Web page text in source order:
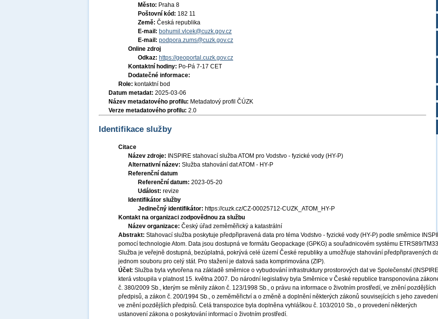
Město: Praha 8
Poštovní kód: 182 11
Země: Česká republika
E-mail: bohumil.vlcek@cuzk.gov.cz
E-mail: podpora.zums@cuzk.gov.cz
Online zdroj
Odkaz: https://geoportal.cuzk.gov.cz
Kontaktní hodiny: Po-Pá 7-17 CET
Dodatečné informace:
Role: kontaktní bod
Datum metadat: 2025-03-06
Název metadatového profilu: Metadatový profil ČÚZK
Verze metadatového profilu: 2.0
Identifikace služby
Citace
Název zdroje:
INSPIRE stahovací služba ATOM pro Vodstvo - fyzické vody (HY-P)
Alternativní název: Služba stahování dat ATOM - HY-P
Referenční datum
Referenční datum: 2023-05-20
Událost: revize
Identifikátor služby
Jedinečný identifikátor: https://cuzk.cz/CZ-00025712-CUZK_ATOM_HY-P
Kontakt na organizaci zodpovědnou za službu
Název organizace: Český úřad zeměměřický a katastrální
Abstrakt: Stahovací služba poskytuje předpřipravená data pro téma Vodstvo - fyzické vody (HY-P) podle směrnice
pomocí technologie Atom. Data jsou dostupná ve formátu Geopackage (GPKG) a souřadnicovém systému ETRS89/
Služba je veřejně dostupná, bezúplatná, pokrývá celé území České republiky a umožňuje stahování předpřipravených
jednom souboru pro celý stát. Pro stažení je datová sada komprimována (ZIP).
Účel: Služba byla vytvořena na základě směrnice o vybudování infrastruktury prostorových dat ve Společenství
která vstoupila v platnost 15. května 2007. Do národní legislativy byla Směrnice v České republice transponována
č. 380/2009 Sb., kterým se měnily zákon č. 123/1998 Sb., o právu na informace o životním prostředí, ve znění pozdějších
předpisů, a zákon č. 200/1994 Sb., o zeměměřictví a o změně a doplnění některých zákonů souvisejících s jeho
ve znění pozdějších předpisů. Celá transpozice byla doplněna vyhláškou č. 103/2010 Sb., o provedení některých
ustanovení zákona o poskytování informací o životním prostředí.